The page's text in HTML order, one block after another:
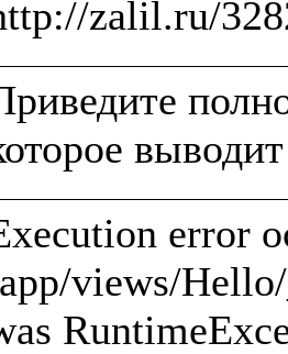
error
views/